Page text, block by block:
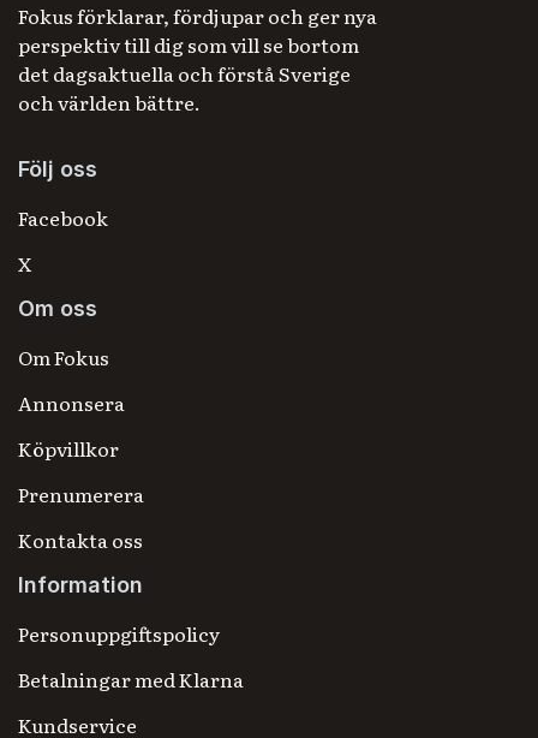
Fokus förklarar, fördjupar och ger nya
perspektiv till dig som vill se bortom
det dagsaktuella och förstå Sverige
och världen bättre.
Följ oss
Facebook
X
Om oss
Om Fokus
Annonsera
Köpvillkor
Prenumerera
Kontakta oss
Information
Personuppgiftspolicy
Betalningar med Klarna
Kundservice